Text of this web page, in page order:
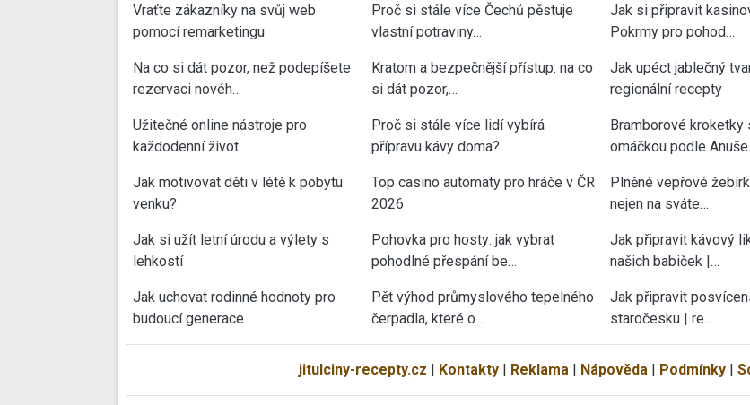
Vraťte zákazníky na svůj web
pomocí remarketingu
Na co si dát pozor, než podepíšete
rezervaci novéh…
Užitečné online nástroje pro
každodenní život
Jak motivovat děti v létě k pobytu
venku?
Jak si užít letní úrodu a výlety s
lehkostí
Jak uchovat rodinné hodnoty pro
budoucí generace
Proč si stále více Čechů pěstuje
vlastní potraviny…
Kratom a bezpečnější přístup: na co
si dát pozor,…
Proč si stále více lidí vybírá
přípravu kávy doma?
Top casino automaty pro hráče v ČR
2026
Pohovka pro hosty: jak vybrat
pohodlné přespání be…
Pět výhod průmyslového tepelného
čerpadla, které o…
Jak si připravit
Pokrmy pro pohod…
Jak upéct jablečný
regionální recepty
Bramborové kroketky
omáčkou podle
Plněné vepřové
nejen na sváte…
Jak připravit kávový
našich babiček |…
Jak připravit
staročesku | re…
jitulciny-recepty.cz | Kontakty| Reklama | Nápověda | Podmínky|